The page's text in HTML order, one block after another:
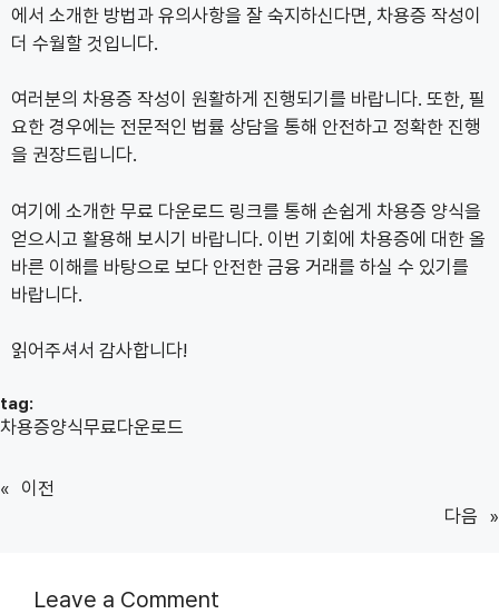
에서 소개한 방법과 유의사항을 잘 숙지하신다면, 차용증 작성이
더 수월할 것입니다.
여러분의 차용증 작성이 원활하게 진행되기를 바랍니다. 또한, 필
요한 경우에는 전문적인 법률 상담을 통해 안전하고 정확한 진행
을 권장드립니다.
여기에 소개한 무료 다운로드 링크를 통해 손쉽게 차용증 양식을
얻으시고 활용해 보시기 바랍니다. 이번 기회에 차용증에 대한 올
바른 이해를 바탕으로 보다 안전한 금융 거래를 하실 수 있기를
바랍니다.
읽어주셔서 감사합니다!
tag:
차용증양식무료다운로드
« 이전
다음 »
Leave a Comment